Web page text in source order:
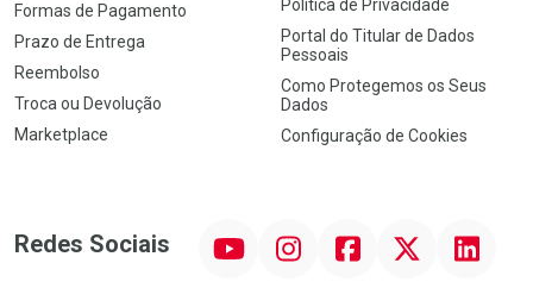
Formas de Pagamento
Prazo de Entrega
Reembolso
Troca ou Devolução
Marketplace
Política de Privacidade
Portal do Titular de Dados
Pessoais
Como Protegemos os Seus
Dados
Configuração de Cookies
Redes Sociais InstagramFacebookTwitter Linkedin